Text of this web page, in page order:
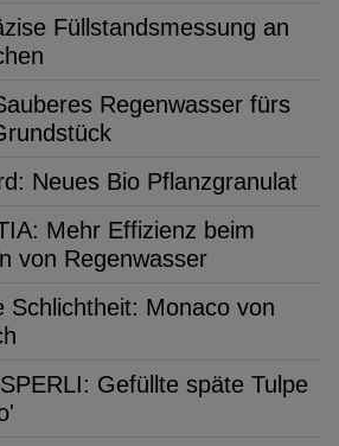
Füllstandsmessung an
Regenwasser fürs
Neues Bio Pflanzgranulat
Mehr Effizienz beim
von Regenwasser
Schlichtheit: Monaco von
Gefüllte späte Tulpe